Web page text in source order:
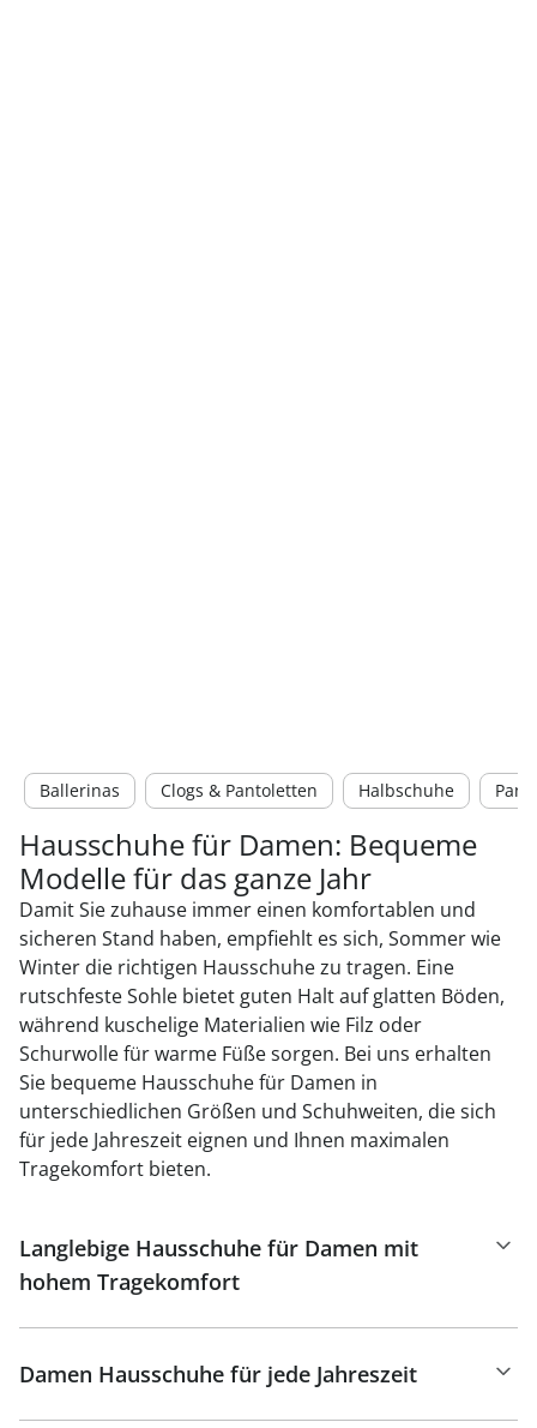
Ballerinas Clogs & Pantoletten Halbschuhe
Hausschuhe für Damen: Bequeme
Modelle für das ganze Jahr
Damit Sie zuhause immer einen komfortablen und
sicheren Stand haben, empfiehlt es sich, Sommer wie
Winter die richtigen Hausschuhe zu tragen. Eine
rutschfeste Sohle bietet guten Halt auf glatten Böden,
während kuschelige Materialien wie Filz oder
Schurwolle für warme Füße sorgen. Bei uns erhalten
Sie bequeme Hausschuhe für Damen in
unterschiedlichen Größen und Schuhweiten, die sich
für jede Jahreszeit eignen und Ihnen maximalen
Tragekomfort bieten.
Langlebige Hausschuhe für Damen mit
hohem Tragekomfort
Damen Hausschuhe für jede Jahreszeit